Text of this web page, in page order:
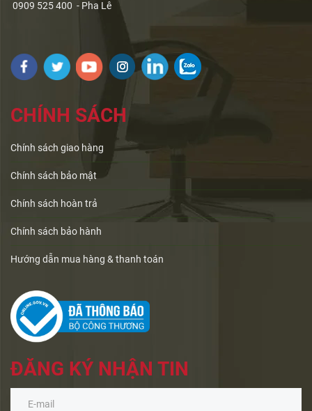
0909 525 400 - Pha Lê
CHÍNH SÁCH
Chính sách giao hàng
Chính sách bảo mật
Chính sách hoàn trả
Chính sách bảo hành
Hướng dẫn mua hàng & thanh toán
ĐĂNG KÝ NHẬN TIN